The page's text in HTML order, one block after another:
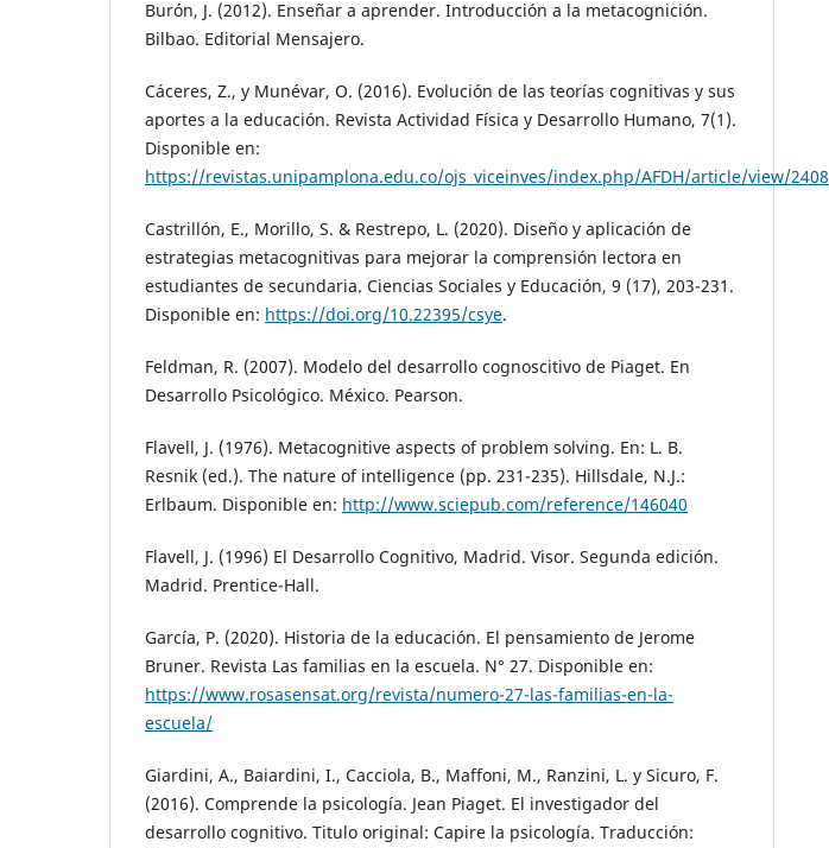
Burón, J. (2012). Enseñar a aprender. Introducción a la metacognición.
Bilbao. Editorial Mensajero.
Cáceres, Z., y Munévar, O. (2016). Evolución de las teorías cognitivas y sus
aportes a la educación. Revista Actividad Física y Desarrollo Humano, 7(1).
Disponible en:
https://revistas.unipamplona.edu.co/ojs_viceinves/index.php/AFDH/article/view/2408
Castrillón, E., Morillo, S. & Restrepo, L. (2020). Diseño y aplicación de
estrategias metacognitivas para mejorar la comprensión lectora en
estudiantes de secundaria. Ciencias Sociales y Educación, 9 (17), 203-231.
Disponible en: https://doi.org/10.22395/csye.
Feldman, R. (2007). Modelo del desarrollo cognoscitivo de Piaget. En
Desarrollo Psicológico. México. Pearson.
Flavell, J. (1976). Metacognitive aspects of problem solving. En: L. B.
Resnik (ed.). The nature of intelligence (pp. 231-235). Hillsdale, N.J.:
Erlbaum. Disponible en: http://www.sciepub.com/reference/146040
Flavell, J. (1996) El Desarrollo Cognitivo, Madrid. Visor. Segunda edición.
Madrid. Prentice-Hall.
García, P. (2020). Historia de la educación. El pensamiento de Jerome
Bruner. Revista Las familias en la escuela. N° 27. Disponible en:
https://www.rosasensat.org/revista/numero-27-las-familias-en-la-
escuela/
Giardini, A., Baiardini, I., Cacciola, B., Maffoni, M., Ranzini, L. y Sicuro, F.
(2016). Comprende la psicología. Jean Piaget. El investigador del
desarrollo cognitivo. Titulo original: Capire la psicología. Traducción: